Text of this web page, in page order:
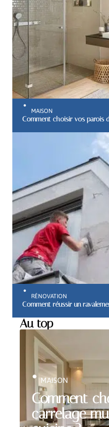
MAISON
Comment choisir vos parois
RÉNOVATION
Comment réussir un
Au top
Comment
carrelage
MAISON